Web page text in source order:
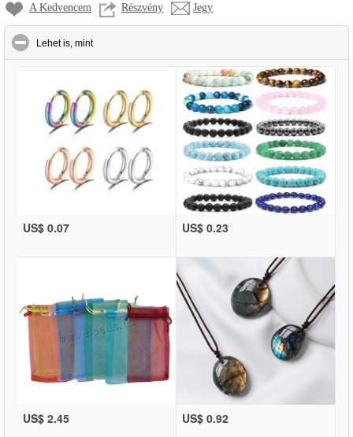
A Kedvencem Részvény Jegy
Lehet is, mintclick to collapse contents
US$ 0.07 US$ 0.23
US$ 2.45 US$ 0.92